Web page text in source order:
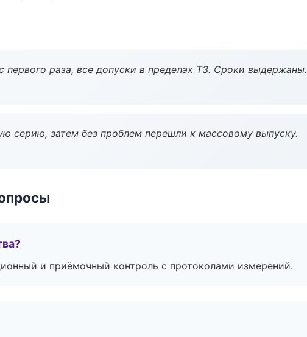
первого раза, все допуски в пределах ТЗ. Сроки выдержаны.
серию, затем без проблем перешли к массовому выпуску.
и приёмочный контроль с протоколами измерений.